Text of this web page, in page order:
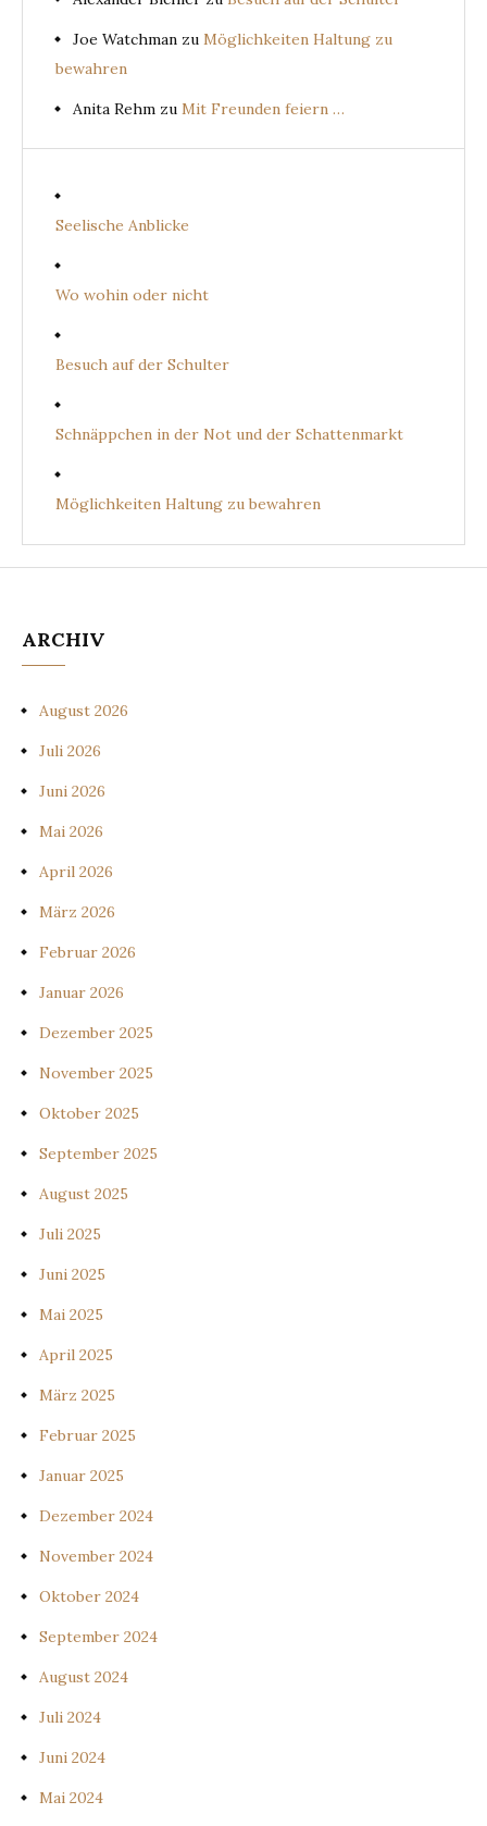
Joe Watchman zu Möglichkeiten Haltung zu
bewahren
Anita Rehm zu Mit Freunden feiern …
Seelische Anblicke
Wo wohin oder nicht
Besuch auf der Schulter
Schnäppchen in der Not und der Schattenmarkt
Möglichkeiten Haltung zu bewahren
ARCHIV
August 2026
Juli 2026
Juni 2026
Mai 2026
April 2026
März 2026
Februar 2026
Januar 2026
Dezember 2025
November 2025
Oktober 2025
September 2025
August 2025
Juli 2025
Juni 2025
Mai 2025
April 2025
März 2025
Februar 2025
Januar 2025
Dezember 2024
November 2024
Oktober 2024
September 2024
August 2024
Juli 2024
Juni 2024
Mai 2024